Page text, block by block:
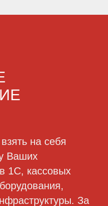
на себя
Ваших
1С, кассовых
За